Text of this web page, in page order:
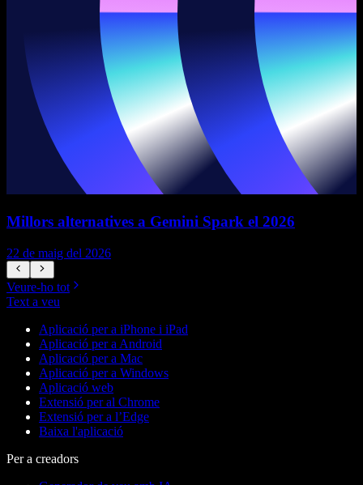
Millors alternatives a Gemini Spark el 2026
22 de maig del 2026
Veure-ho tot
Text a veu
Aplicació per a iPhone i iPad
Aplicació per a Android
Aplicació per a Mac
Aplicació per a Windows
Aplicació web
Extensió per al Chrome
Extensió per a l’Edge
Baixa l'aplicació
Per a creadors